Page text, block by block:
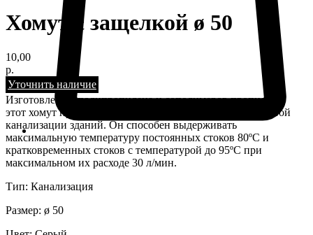
Хомут с защелкой ø 50
10,00
р.
Уточнить наличие
Изготовлен из полипропилена и сополимеров пропилена,
этот хомут предназначен для систем хозяйственно-бытовой
канализации зданий. Он способен выдерживать
максимальную температуру постоянных стоков 80ºС и
кратковременных стоков с температурой до 95ºС при
максимальном их расходе 30 л/мин.
Тип: Канализация
Размер: ø 50